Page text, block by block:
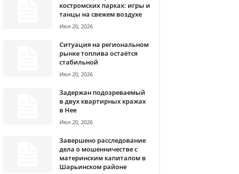
костромских парках: игры и
танцы на свежем воздухе
Июл 20, 2026
Ситуация на региональном
рынке топлива остаётся
стабильной
Июл 20, 2026
Задержан подозреваемый
в двух квартирных кражах
в Нее
Июл 20, 2026
Завершено расследование
дела о мошенничестве с
материнским капиталом в
Шарьинском районе